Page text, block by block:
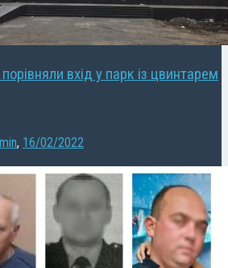
вхід у парк із цвинтарем
, 16/02/2022